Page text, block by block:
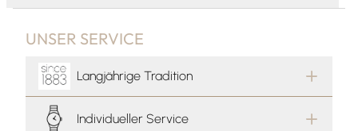
UNSER SERVICE
Langjährige Tradition
Individueller Service